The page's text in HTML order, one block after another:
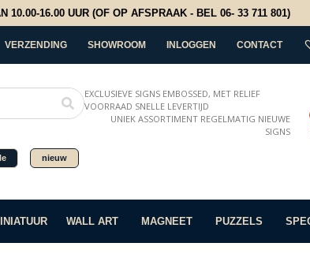
10.00-16.00 UUR (OF OP AFSPRAAK - BEL 06- 33 711 801)
VERZENDING SHOWROOM INLOGGEN CONTACT
nieuw
EXCLUSIEVE SIGNS EMBOSSED, MET RELIEF
VOORRAAD SNELLE LEVERTIJD
UNIEK ASSORTIMENT REGELMATIG NIEUWE
SIGNS
WALL ART MAGNEET PUZZELS